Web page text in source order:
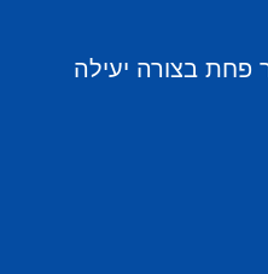
פחת בצורה יעילה